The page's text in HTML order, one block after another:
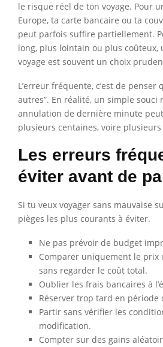
le risque réel de ton voyage. Pour
Europe, ta carte bancaire ou ta
peut parfois suffire partiellement.
long, plus lointain ou plus coûteux,
voyage est souvent un choix
L’erreur fréquente, c’est de penser
autres”. En réalité, un simple souci
annulation de dernière minute
plusieurs centaines, voire plusieurs
Les erreurs
éviter avant de
Si tu veux voyager sans mauvaise
pièges les plus courants à éviter.
Ne pas prévoir de budget
Comparer uniquement le prix
sans regarder le coût total.
Oublier les frais bancaires à
Réserver trop tard en période
Partir sans vérifier les
modification.
Compter sur des gains